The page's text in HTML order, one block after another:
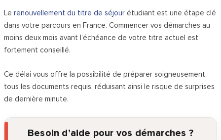
Lerenouvellement du titre de séjour étudiant est une étape clé
dans votre parcours en France. Commencer vos démarches au
moins deux mois avant l’échéance de votre titre actuel est
fortement conseillé.
Ce délai vous offre la possibilité de préparer soigneusement
tous les documents requis, réduisant ainsi le risque de surprises
de dernière minute.
Besoin d’aide pour vos démarches ?